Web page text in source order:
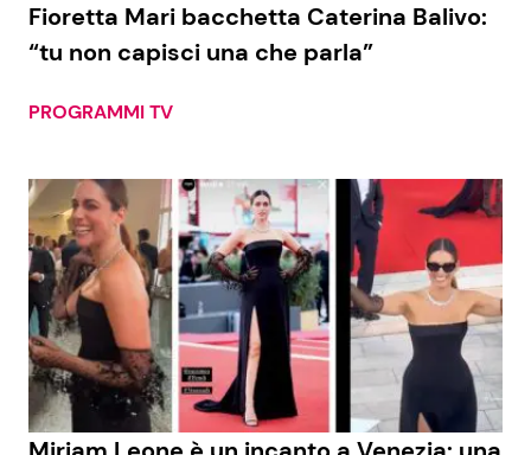
Fioretta Mari bacchetta Caterina Balivo:
“tu non capisci una che parla”
PROGRAMMI TV